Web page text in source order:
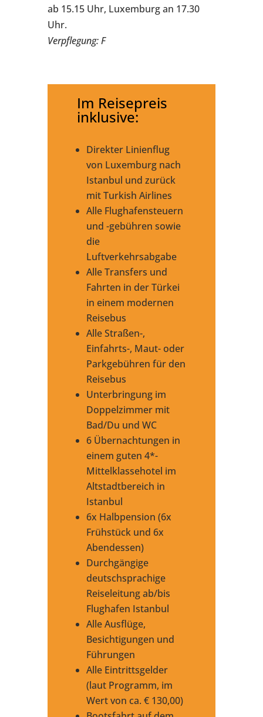
ab 15.15 Uhr, Luxemburg an 17.30
Uhr.
Verpflegung: F
Im Reisepreis
inklusive:
Direkter Linienflug
von Luxemburg nach
Istanbul und zurück
mit Turkish Airlines
Alle Flughafensteuern
und -gebühren sowie
die
Luftverkehrsabgabe
Alle Transfers und
Fahrten in der Türkei
in einem modernen
Reisebus
Alle Straßen-,
Einfahrts-, Maut- oder
Parkgebühren für den
Reisebus
Unterbringung im
Doppelzimmer mit
Bad/Du und WC
6 Übernachtungen in
einem guten 4*-
Mittelklassehotel im
Altstadtbereich in
Istanbul
6x Halbpension (6x
Frühstück und 6x
Abendessen)
Durchgängige
deutschsprachige
Reiseleitung ab/bis
Flughafen Istanbul
Alle Ausflüge,
Besichtigungen und
Führungen
Alle Eintrittsgelder
(laut Programm, im
Wert von ca. € 130,00)